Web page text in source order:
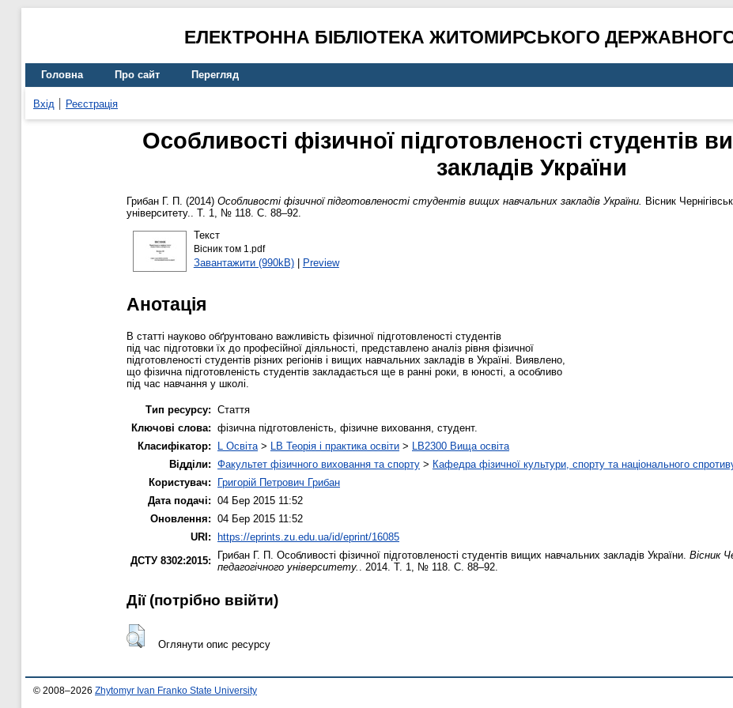
ЕЛЕКТРОННА БІБЛІОТЕКА ЖИТОМИРСЬКОГО
Головна Про сайт Перегляд
Вхід Реєстрація
Особливості фізичної підготовленості студентів
закладів України
Грибан Г. П. (2014) Особливості фізичної підготовленості студентів вищих навчальних закладів України. Вісник
університету.. Т. 1, № 118. С. 88–92.
Текст
Вісник том 1.pdf
Завантажити (990kB)| Preview
Анотація
В статті науково обґрунтовано важливість фізичної підготовленості студентів
під час підготовки їх до професійної діяльності, представлено аналіз рівня фізичної
підготовленості студентів різних регіонів і вищих навчальних закладів в Україні. Виявлено,
що фізична підготовленість студентів закладається ще в ранні роки, в юності, а особливо
під час навчання у школі.
Тип ресурсу: Стаття
Ключові слова: фізична підготовленість, фізичне виховання, студент.
Класифікатор:
L Освіта > LB Теорія і практика освіти > LB2300 Вища освіта
Відділи: Факультет фізичного виховання та спорту > Кафедра фізичної культури, спорту та національного
Користувач:
Григорій Петрович Грибан
Дата подачі: 04 Бер 2015 11:52
Оновлення: 04 Бер 2015 11:52
URI: https://eprints.zu.edu.ua/id/eprint/16085
ДСТУ 8302:2015:
Грибан Г. П. Особливості фізичної підготовленості студентів вищих навчальних закладів України. Вісник
педагогічного університету.
. 2014. Т. 1, № 118. С. 88–92.
Дії ​​(потрібно ввійти)
Оглянути опис ресурсу
© 2008–2026 Zhytomyr Ivan Franko State University